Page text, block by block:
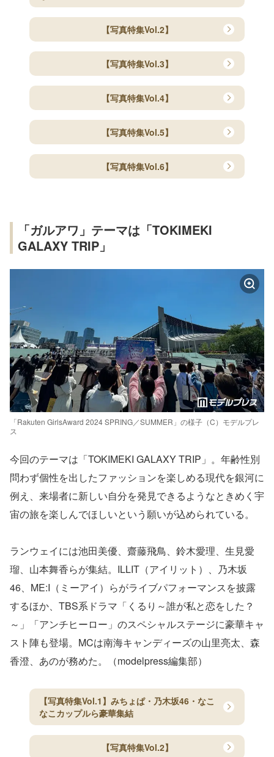
【写真特集Vol.2】
【写真特集Vol.3】
【写真特集Vol.4】
【写真特集Vol.5】
【写真特集Vol.6】
「ガルアワ」テーマは「TOKIMEKI
GALAXY TRIP」
「Rakuten GirlsAward 2024 SPRING／SUMMER」の様子（C）モデルプレ
ス
今回のテーマは「TOKIMEKI GALAXY TRIP」。年齢性別
問わず個性を出したファッションを楽しめる現代を銀河に
例え、来場者に新しい自分を発見できるようなときめく宇
宙の旅を楽しんでほしいという願いが込められている。
ランウェイには池田美優、齋藤飛鳥、鈴木愛理、生見愛
瑠、山本舞香らが集結。ILLIT（アイリット）、乃木坂
46、ME:I（ミーアイ）らがライブパフォーマンスを披露
するほか、TBS系ドラマ「くるり～誰が私と恋をした？
～」「アンチヒーロー」のスペシャルステージに豪華キャ
スト陣も登場。MCは南海キャンディーズの山里亮太、森
香澄、あのが務めた。（modelpress編集部）
【写真特集Vol.1】みちょぱ・乃木坂46・なこ
なこカップルら豪華集結
【写真特集Vol.2】